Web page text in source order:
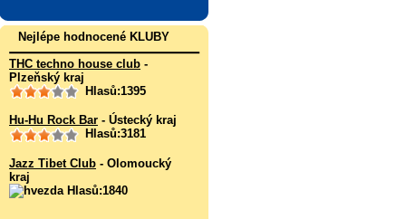
Nejlépe hodnocené KLUBY
THC techno house club -
Plzeňský kraj
Hlasů:1395
Hu-Hu Rock Bar - Ústecký kraj
Hlasů:3181
Jazz Tibet Club - Olomoucký
kraj
Hlasů:1840